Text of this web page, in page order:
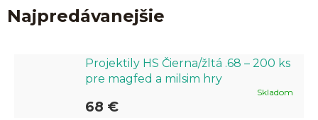
Najpredávanejšie
Projektily HS Čierna/žltá .68 – 200 ks
pre magfed a milsim hry
Skladom
68 €